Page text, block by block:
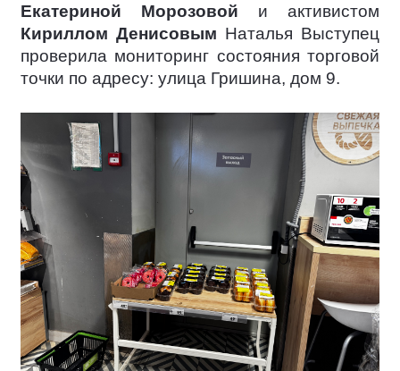
Екатериной Морозовой и активистом
Кириллом Денисовым Наталья Выступец
проверила мониторинг состояния торговой
точки по адресу: улица Гришина, дом 9.